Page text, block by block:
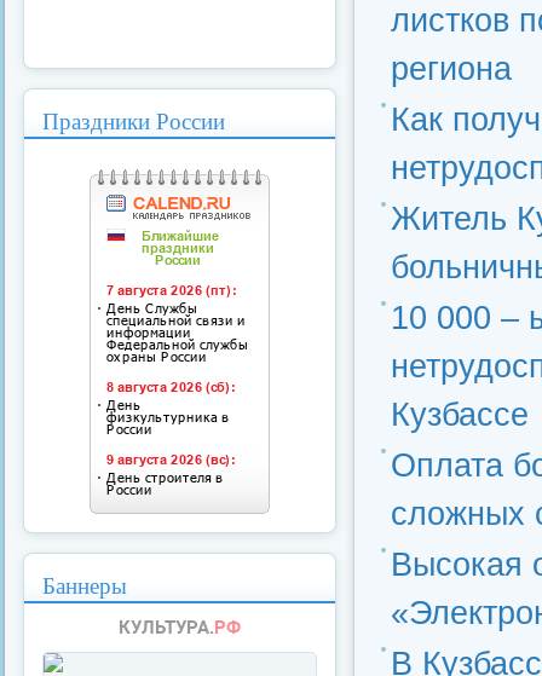
листков
региона
Как
Житель
10 000 –
Кузбассе
Оплата
сложных
Высокая
В
Праздники России
Баннеры